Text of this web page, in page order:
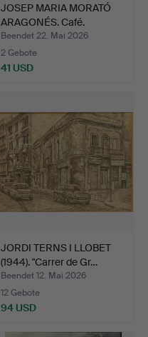
JOSEP MARIA MORATÓ
ARAGONÉS. Café.
Zeichnu…
Beendet 22. Mai 2026
2 Gebote
41 USD
JORDI TERNS I LLOBET
(1944). "Carrer de Gr…
Beendet 12. Mai 2026
12 Gebote
94 USD